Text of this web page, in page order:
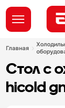
главная
холодильное
стол с охлажд.шкафом
hicold